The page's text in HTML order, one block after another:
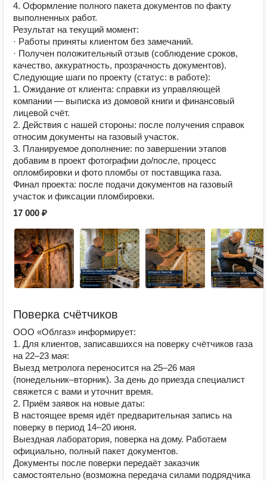
4. Оформление полного пакета документов по факту
выполненных работ.
Результат на текущий момент:
· Работы приняты клиентом без замечаний.
· Получен положительный отзыв (соблюдение сроков,
качество, аккуратность, прозрачность документов).
Следующие шаги по проекту (статус: в работе):
1. Ожидание от клиента: справки из управляющей
компании — выписка из домовой книги и финансовый
лицевой счёт.
2. Действия с нашей стороны: после получения справок
относим документы на газовый участок.
3. Планируемое дополнение: по завершении этапов
добавим в проект фотографии до/после, процесс
опломбировки и фото пломбы от поставщика газа.
Финал проекта: после подачи документов на газовый
участок и фиксации пломбировки.
17 000 ₽
Поверка счётчиков
ООО «Облгаз» информирует:
1. Для клиентов, записавшихся на поверку счётчиков газа
на 22–23 мая:
Выезд метролога переносится на 25–26 мая
(понедельник–вторник). За день до приезда специалист
свяжется с вами и уточнит время.
2. Приём заявок на новые даты:
В настоящее время идёт предварительная запись на
поверку в период 14–20 июня.
Выездная лаборатория, поверка на дому. Работаем
официально, полный пакет документов.
Документы после поверки передаёт заказчик
самостоятельно (возможна передача силами подрядчика